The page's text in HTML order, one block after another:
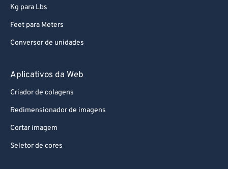
Kg para Lbs
Feet para Meters
Conversor de unidades
Aplicativos da Web
Criador de colagens
Redimensionador de imagens
Cortar imagem
Seletor de cores